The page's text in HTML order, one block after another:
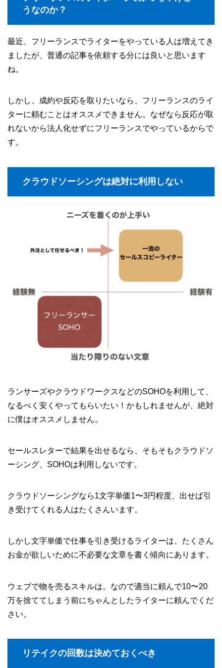
うなのか？
最近、フリーランスでライターをやっている人は増えてき
ましたが、普通の記事を依頼する分には良いと思います
ね。
しかし、成約や反応を取りたいなら、フリーランスのライ
ターに頼むことはオススメできません。なぜなら反応が取
れないから法人化せずにフリーランスでやっているからで
す。
クラウドソーシングは絶対に利用しない
ランサーズやクラウドワークスなどのSOHOを利用して、
なるべく安くやってもらいたい！かもしれませんが、絶対
に僕はオススメしません。
セールスレターで結果を出せるなら、そもそもクラウドソ
ーシング、SOHOは利用しないです。
クラウドソーシングなら1文字単価1〜3円程度、出せば引
き受けてくれる人はたくさんいます。
しかし文字単価で仕事を引き受けるライターは、たくさん
お金が欲しいために不必要な文章を書く傾向にあります。
ウェブで物を売るスキルは。なので適当に頼んで10〜20
万を捨ててしまう前にちゃんとしたライターに頼んでくだ
さい。
リテイクの回数は決めておくべき